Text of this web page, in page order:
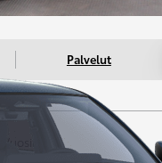
Palvelut